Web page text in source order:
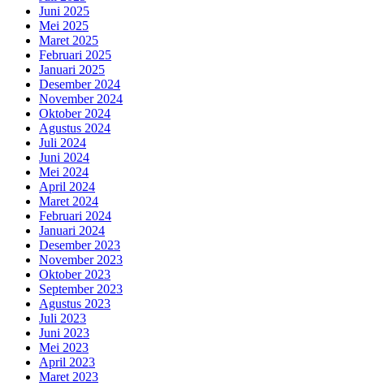
Juni 2025
Mei 2025
Maret 2025
Februari 2025
Januari 2025
Desember 2024
November 2024
Oktober 2024
Agustus 2024
Juli 2024
Juni 2024
Mei 2024
April 2024
Maret 2024
Februari 2024
Januari 2024
Desember 2023
November 2023
Oktober 2023
September 2023
Agustus 2023
Juli 2023
Juni 2023
Mei 2023
April 2023
Maret 2023